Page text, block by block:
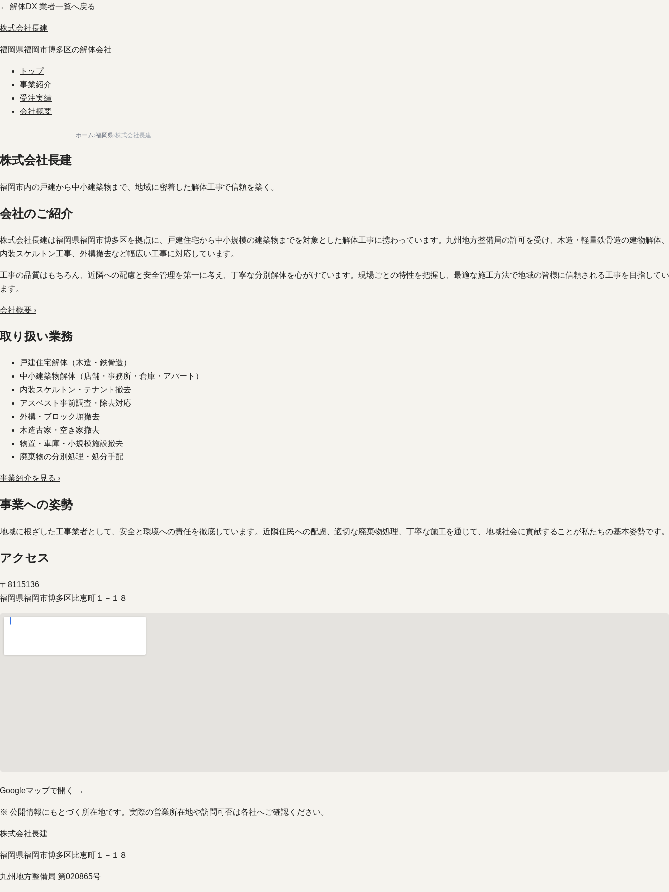
← 解体DX 業者一覧へ戻る
株式会社長建
福岡県福岡市博多区の解体会社
トップ
事業紹介
受注実績
会社概要
ホーム›福岡県›株式会社長建
株式会社長建
福岡市内の戸建から中小建築物まで、地域に密着した解体工事で信頼を築く。
会社のご紹介
株式会社長建は福岡県福岡市博多区を拠点に、戸建住宅から中小規模の建築物までを対象とした解体工事に携わっています。九州地方整備局の許可を受け、木造・軽量鉄骨造の建物解体、
内装スケルトン工事、外構撤去など幅広い工事に対応しています。
工事の品質はもちろん、近隣への配慮と安全管理を第一に考え、丁寧な分別解体を心がけています。現場ごとの特性を把握し、最適な施工方法で地域の皆様に信頼される工事を目指してい
ます。
会社概要 ›
取り扱い業務
戸建住宅解体（木造・鉄骨造）
中小建築物解体（店舗・事務所・倉庫・アパート）
内装スケルトン・テナント撤去
アスベスト事前調査・除去対応
外構・ブロック塀撤去
木造古家・空き家撤去
物置・車庫・小規模施設撤去
廃棄物の分別処理・処分手配
事業紹介を見る ›
事業への姿勢
地域に根ざした工事業者として、安全と環境への責任を徹底しています。近隣住民への配慮、適切な廃棄物処理、丁寧な施工を通じて、地域社会に貢献することが私たちの基本姿勢です。
アクセス
〒8115136
福岡県福岡市博多区比恵町１－１８
Googleマップで開く →
※ 公開情報にもとづく所在地です。実際の営業所在地や訪問可否は各社へご確認ください。
株式会社長建
福岡県福岡市博多区比恵町１－１８
九州地方整備局 第020865号